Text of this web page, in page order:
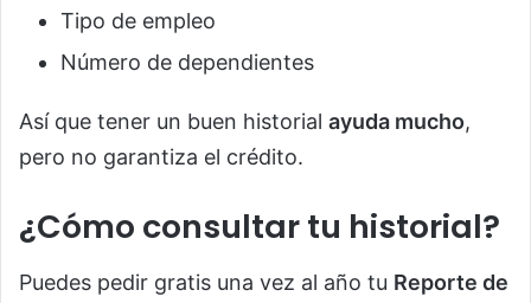
Tipo de empleo
Número de dependientes
Así que tener un buen historial ayuda mucho,
pero no garantiza el crédito.
¿Cómo consultar tu historial?
Puedes pedir gratis una vez al año tu Reporte de